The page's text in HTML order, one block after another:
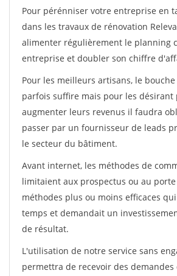
Pour pérénniser votre entreprise en
dans les travaux de rénovation
alimenter régulièrement le planning
entreprise et doubler son chiffre
Pour les meilleurs artisans, le
parfois suffire mais pour les désirant
augmenter leurs revenus il faudra
passer par un fournisseur de leads
le secteur du bâtiment.
Avant internet, les méthodes de
limitaient aux prospectus ou au porte
méthodes plus ou moins efficaces
temps et demandait un
de résultat.
L'utilisation de notre service sans
permettra de recevoir des demandes